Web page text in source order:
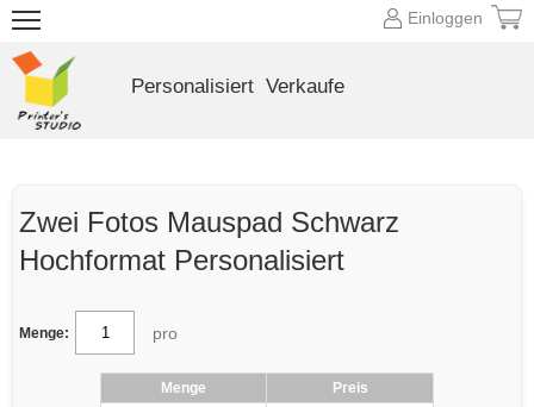
Zwei Fotos Mauspad Schwarz
Hochformat Personalisiert
Menge: pro
Menge
Preis
Einloggen
Personalisiert Verkaufe